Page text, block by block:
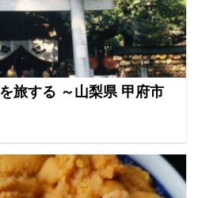
旅する ～山梨県 甲府市